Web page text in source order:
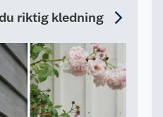
riktig kledning